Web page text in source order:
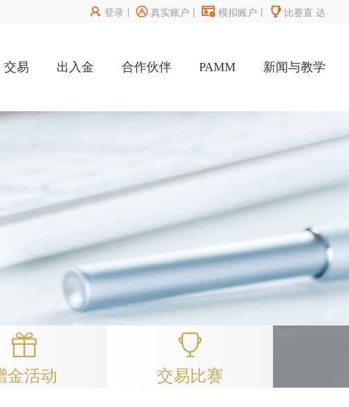
 登录 丨 真实账户  模拟账户  比赛直 达
交易 出入金 合作伙伴 PAMM 新闻与教学
金活动 交易比赛